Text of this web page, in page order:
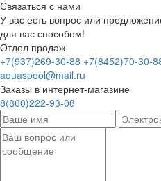
Связаться с нами
У вас есть вопрос или
для вас способом!
Отдел продаж
+7(937)269-30-88 +7(8452)70-30-
aquaspool@mail.ru
Заказы в интернет-магазине
8(800)222-93-08